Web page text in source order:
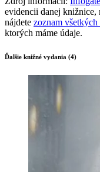
evidencii danej knižnice,
nájdete zoznam
ktorých máme údaje.
Ďalšie knižné vydania (4)